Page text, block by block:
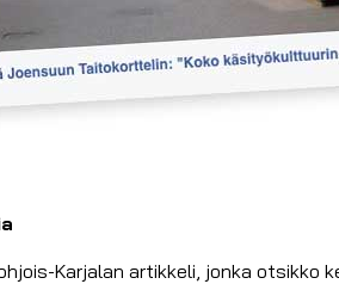
Karjalan artikkeli, jonka